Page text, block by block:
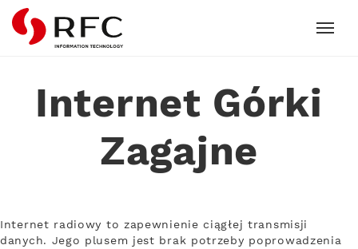
RFC
Internet Górki
Zagajne
Internet radiowy to zapewnienie ciągłej transmisji
danych. Jego plusem jest brak potrzeby poprowadzenia